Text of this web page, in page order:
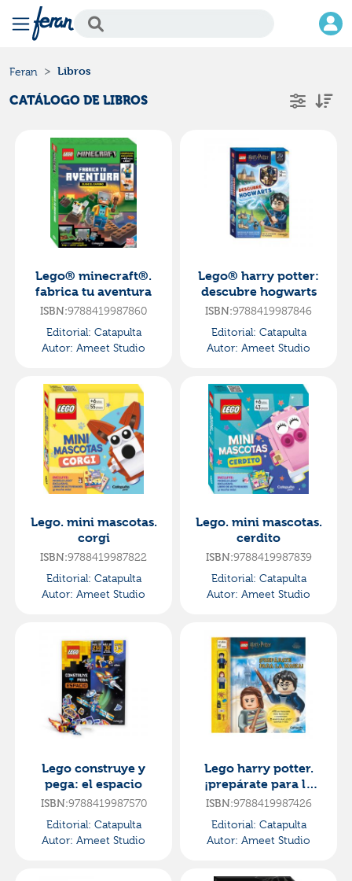
Feran Libros
CATÁLOGO DE LIBROS
Lego® minecraft®.
fabrica tu aventura
ISBN:9788419987860
Editorial: Catapulta
Autor: Ameet Studio
Lego® harry potter:
descubre hogwarts
ISBN:9788419987846
Editorial: Catapulta
Autor: Ameet Studio
Lego. mini mascotas.
corgi
ISBN:9788419987822
Editorial: Catapulta
Autor: Ameet Studio
Lego. mini mascotas.
cerdito
ISBN:9788419987839
Editorial: Catapulta
Autor: Ameet Studio
Lego construye y
pega: el espacio
ISBN:9788419987570
Editorial: Catapulta
Autor: Ameet Studio
Lego harry potter.
¡prepárate para la
magia!
ISBN:9788419987426
Editorial: Catapulta
Autor: Ameet Studio